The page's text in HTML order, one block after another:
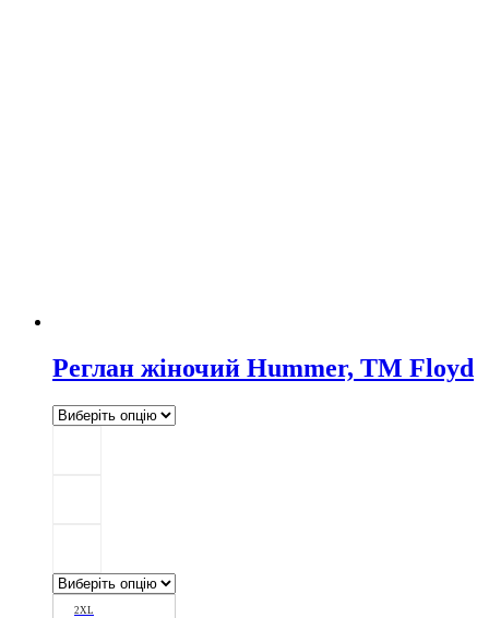
Реглан жіночий Hummer, ТМ Floyd
2XL